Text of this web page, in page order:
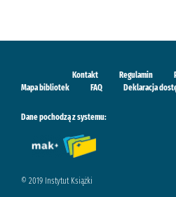
Kontakt Regulamin
Mapa bibliotek
FAQ Deklaracja
Dane pochodzą z systemu:
© 2019 Instytut Książki